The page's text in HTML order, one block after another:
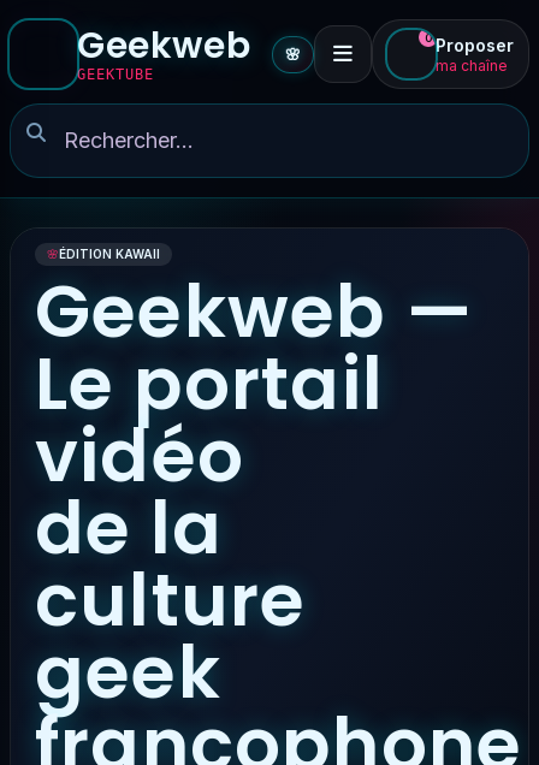
Geekweb
GEEKTUBE
🌸
0 Proposer
ma chaîne
🌸ÉDITION KAWAII
Geekweb —
Le portail
vidéo
de la
culture
geek
francophone